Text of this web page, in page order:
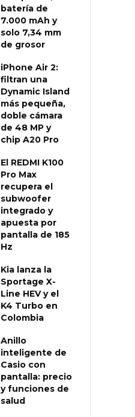
batería de
7.000 mAh y
solo 7,34 mm
de grosor
iPhone Air 2:
filtran una
Dynamic Island
más pequeña,
doble cámara
de 48 MP y
chip A20 Pro
El REDMI K100
Pro Max
recupera el
subwoofer
integrado y
apuesta por
pantalla de 185
Hz
Kia lanza la
Sportage X-
Line HEV y el
K4 Turbo en
Colombia
Anillo
inteligente de
Casio con
pantalla: precio
y funciones de
salud